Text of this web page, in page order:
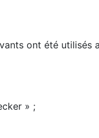
ont été utilisés
» ;